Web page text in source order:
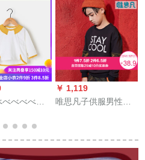
べべべべ
100%洋服
返しに子供
をしていま
￥ 1,119
唯思凡子供服男性用
中で大子供のスポツ
ーケースの黒い120